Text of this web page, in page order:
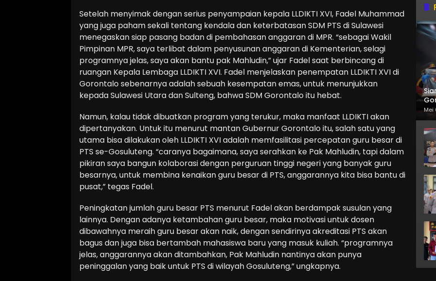
Setelah menyimak dengan serius penyampaian kepala LLDIKTI XVI, Fadel Muhammad
yang juga paham sekali tentang kendala dan keterbatasan SDM PTS di Sulawesi
menegaskan siap pasang badan di pembahasan anggaran di MPR. “sebagai Wakil
Pimpinan MPR, saya terlibat dalam penyusunan anggaran di Kementerian, selagi
programnya jelas, saya akan bantu pak Mahludin,” ujar Fadel saat berbincang di
ruangan Kepala Lembaga LLDIKTI XVI. Fadel menjelaskan penempatan LLDIKTI XVI di
Gorontalo sebenarnya adalah sebuah kesempatan emas, untuk menunjukkan
kepada Sulawesi Utara dan Sulteng, bahwa SDM Gorontalo itu hebat.
Namun, kalau tidak dibuatkan program yang terukur, maka manfaat LLDIKTI akan
dipertanyakan. Untuk itu menurut mantan Gubernur Gorontalo itu, salah satu yang
utama bisa dilakukan oleh LLDIKTI XVI adalah memfasilitasi percepatan guru besar di
PTS se-Gosuluteng. “caranya bagaimana, saya serahkan ke Pak Mahludin, tapi dalam
pikiran saya bangun kolaborasi dengan perguruan tinggi negeri yang banyak guru
besarnya, untuk membina kenaikan guru besar di PTS, anggarannya kita bisa bantu di
pusat,” tegas Fadel.
Peningkatan jumlah guru besar PTS menurut Fadel akan berdampak susulan yang
lainnya. Dengan adanya ketambahan guru besar, maka motivasi untuk dosen
dibawahnya meraih guru besar akan naik, dengan sendirinya akreditasi PTS akan
bagus dan juga bisa bertambah mahasiswa baru yang masuk kuliah. “programnya
jelas, anggarannya akan ditambahkan, Pak Mahludin nantinya akan punya
peninggalan yang baik untuk PTS di wilayah Gosuluteng,” ungkapnya.
Mei